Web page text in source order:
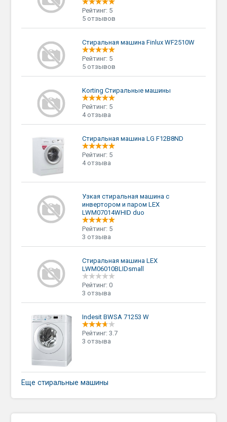
Рейтинг: 5
5 отзывов
Стиральная машина Finlux WF2510W
Рейтинг: 5
5 отзывов
Korting Стиральные машины
Рейтинг: 5
4 отзыва
Стиральная машина LG F12B8ND
Рейтинг: 5
4 отзыва
Узкая стиральная машина с
инвертором и паром LEX
LWM07014WHID duo
Рейтинг: 5
3 отзыва
Стиральная машина LEX
LWM06010BLIDsmall
Рейтинг: 0
3 отзыва
Indesit BWSA 71253 W
Рейтинг: 3.7
3 отзыва
Еще стиральные машины